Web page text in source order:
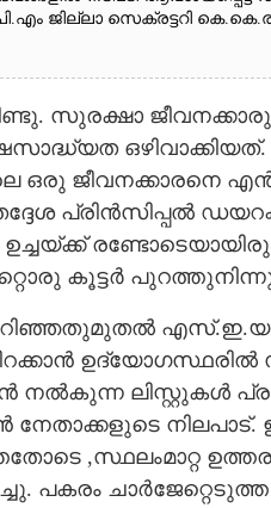
ജില്ലാ സെക്രട്ടറി
സുരക്ഷാ
ഒഴിവാക്കിയത്.
ഒരു ജീവനക്കാരനെ
പ്രിൻസിപ്പൽ
കൂട്ടർ
ഉദ്യോഗസ്ഥരിൽ
ലിസ്റ്റുകൾ
,സ്ഥലംമാറ്റ
പകരം